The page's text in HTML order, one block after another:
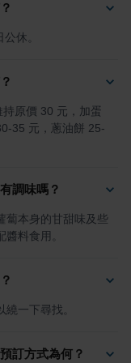
休。
原價 30 元，加蛋
35 元，蔥油餅 25-
調味嗎？
蔔本身的甘甜味及些
料食用。
一下尋找。
訂方式為何？